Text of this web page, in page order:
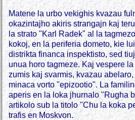
Matene la urbo vekighis kvazau
okazintajho akiris strangajn kaj
la strato "Karl Radek" al la
kokoj, en la periferia dometo, kie
distrikta financa inspektisto, sed
unua horo tagmeze. Kaj vespere
zumis kaj svarmis, kvazau
minaca vorto "epizootio". La
aperis en la loka jhurnalo "Rugha
artikolo sub la titolo "Chu la koka
trafis en Moskvon.